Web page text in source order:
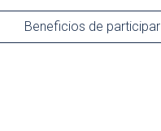
Beneficios de participar